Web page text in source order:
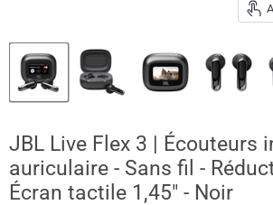
JBL Live Flex 3 | Écouteurs
auriculaire - Sans fil -
Écran tactile 1,45" - Noir